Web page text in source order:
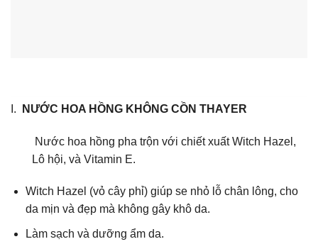
I. NƯỚC HOA HỒNG KHÔNG CỒN THAYER
Nước hoa hồng pha trộn với chiết xuất Witch Hazel,
Lô hội, và Vitamin E.
Witch Hazel (vỏ cây phỉ) giúp se nhỏ lỗ chân lông, cho
da mịn và đẹp mà không gây khô da.
Làm sạch và dưỡng ẩm da.